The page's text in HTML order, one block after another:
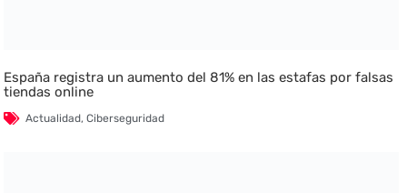
España registra un aumento del 81% en las estafas por falsas
tiendas online
Actualidad,Ciberseguridad